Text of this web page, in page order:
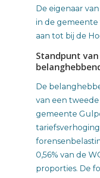
De eigenaar
in de
aan tot bij de
Standpunt
De
van een
gemeente
0,56% van de
proporties. De